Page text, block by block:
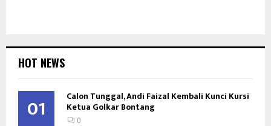
HOT NEWS
01 Calon Tunggal, Andi Faizal Kembali Kunci Kursi
Ketua Golkar Bontang
0